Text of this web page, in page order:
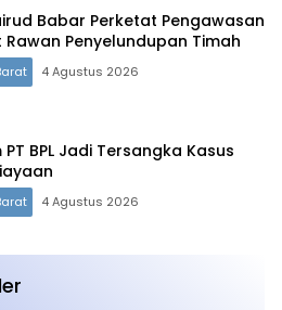
Babar Perketat Pengawasan
Penyelundupan Timah
4 Agustus 2026
BPL Jadi Tersangka Kasus
4 Agustus 2026